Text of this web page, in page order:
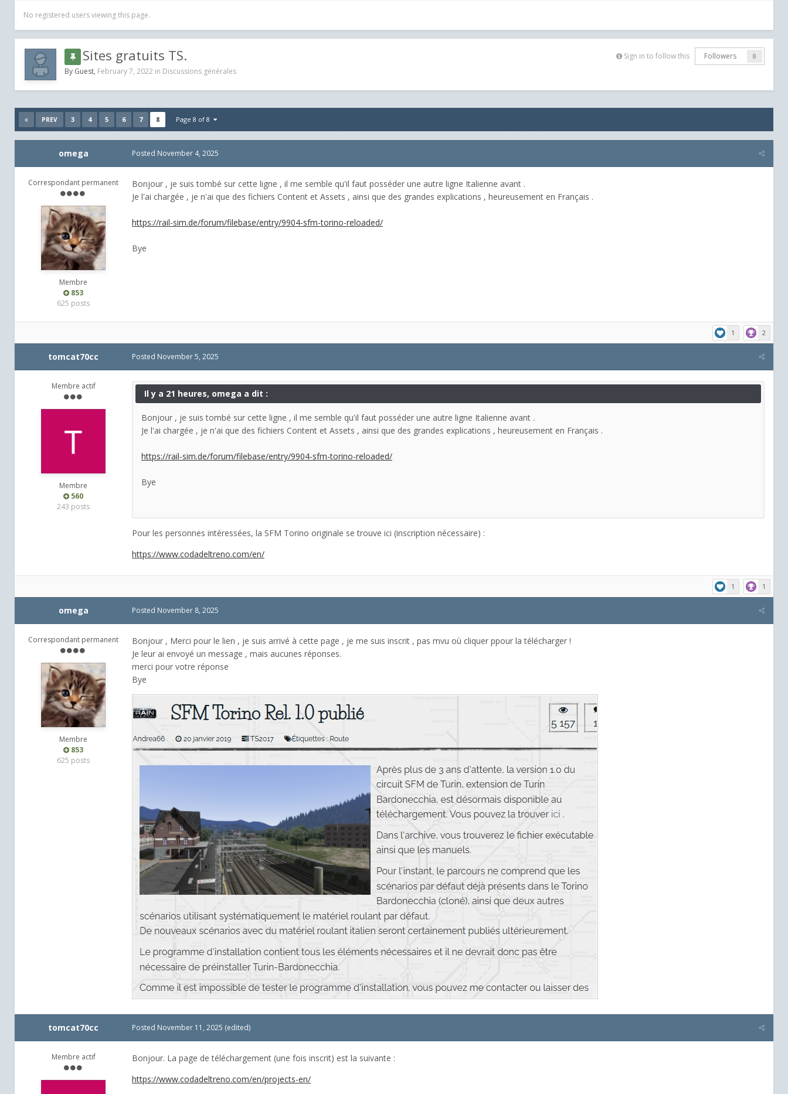
No registered users viewing this page.
Sign in to follow this Followers 8
Sites gratuits TS.
By Guest, February 7, 2022 in Discussions générales
PREV 3 4 5 6 7 8 Page 8 of 8
omega
Correspondant permanent
Membre
853
625 posts
Posted November 4, 2025
Bonjour , je suis tombé sur cette ligne , il me semble qu'il faut posséder une autre ligne Italienne avant .
Je l'ai chargée , je n'ai que des fichiers Content et Assets , ainsi que des grandes explications , heureusement en Français .
https://rail-sim.de/forum/filebase/entry/9904-sfm-torino-reloaded/
Bye
1 2
tomcat70cc
Membre actif
Membre
560
243 posts
Posted November 5, 2025
Il y a 21 heures, omega a dit :
Bonjour , je suis tombé sur cette ligne , il me semble qu'il faut posséder une autre ligne Italienne avant .
Je l'ai chargée , je n'ai que des fichiers Content et Assets , ainsi que des grandes explications , heureusement en Français .
https://rail-sim.de/forum/filebase/entry/9904-sfm-torino-reloaded/
Bye
Pour les personnes intéressées, la SFM Torino originale se trouve ici (inscription nécessaire) :
https://www.codadeltreno.com/en/
1 1
omega
Correspondant permanent
Membre
853
625 posts
Posted November 8, 2025
Bonjour , Merci pour le lien , je suis arrivé à cette page , je me suis inscrit , pas mvu où cliquer ppour la télécharger !
Je leur ai envoyé un message , mais aucunes réponses.
merci pour votre réponse
Bye
tomcat70cc
Membre actif
Posted November 11, 2025 (edited)
Bonjour. La page de téléchargement (une fois inscrit) est la suivante :
https://www.codadeltreno.com/en/projects-en/